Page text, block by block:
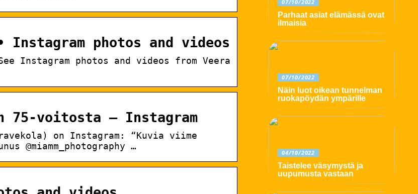
Instagram photos and videos
Instagram photos and videos from Veera
75-voitosta – Instagram
on Instagram: “Kuvia viime
@miamm_photography …
07/10/2022
Parhaat asiat elämässä ovat
ilmaisia
07/10/2022
Näin luot oikean tunnelman
ruokapöydän ympärille
04/10/2022
Taistelee väsymystä ja
uupumusta vastaan